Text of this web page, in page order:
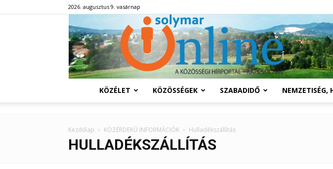
2026. augusztus 9. vasárnap
KÖZÉLET KÖZÖSSÉGEK SZABADIDŐ NEMZETISÉG,
Kezdőlap KÖZÉRDEKŰ INFORMÁCIÓK Hulladékszállítás
HULLADÉKSZÁLLÍTÁS